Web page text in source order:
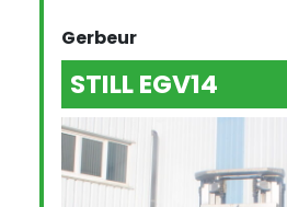
Gerbeur
STILL EGV14